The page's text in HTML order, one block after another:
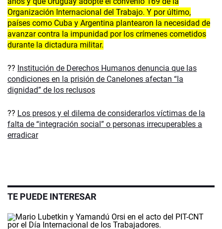
Organización Internacional del Trabajo. Y por último,
países como Cuba y Argentina plantearon la necesidad de
avanzar contra la impunidad por los crímenes cometidos
durante la dictadura militar.
?? Institución de Derechos Humanos denuncia que las
condiciones en la prisión de Canelones afectan “la
dignidad” de los reclusos
?? Los presos y el dilema de considerarlos víctimas de la
falta de “integración social” o personas irrecuperables a
erradicar
TE PUEDE INTERESAR